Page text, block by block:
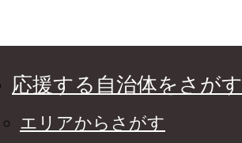
応援する自治体をさがす
エリアからさがす